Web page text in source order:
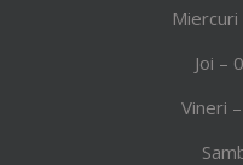
Joi –
Vineri